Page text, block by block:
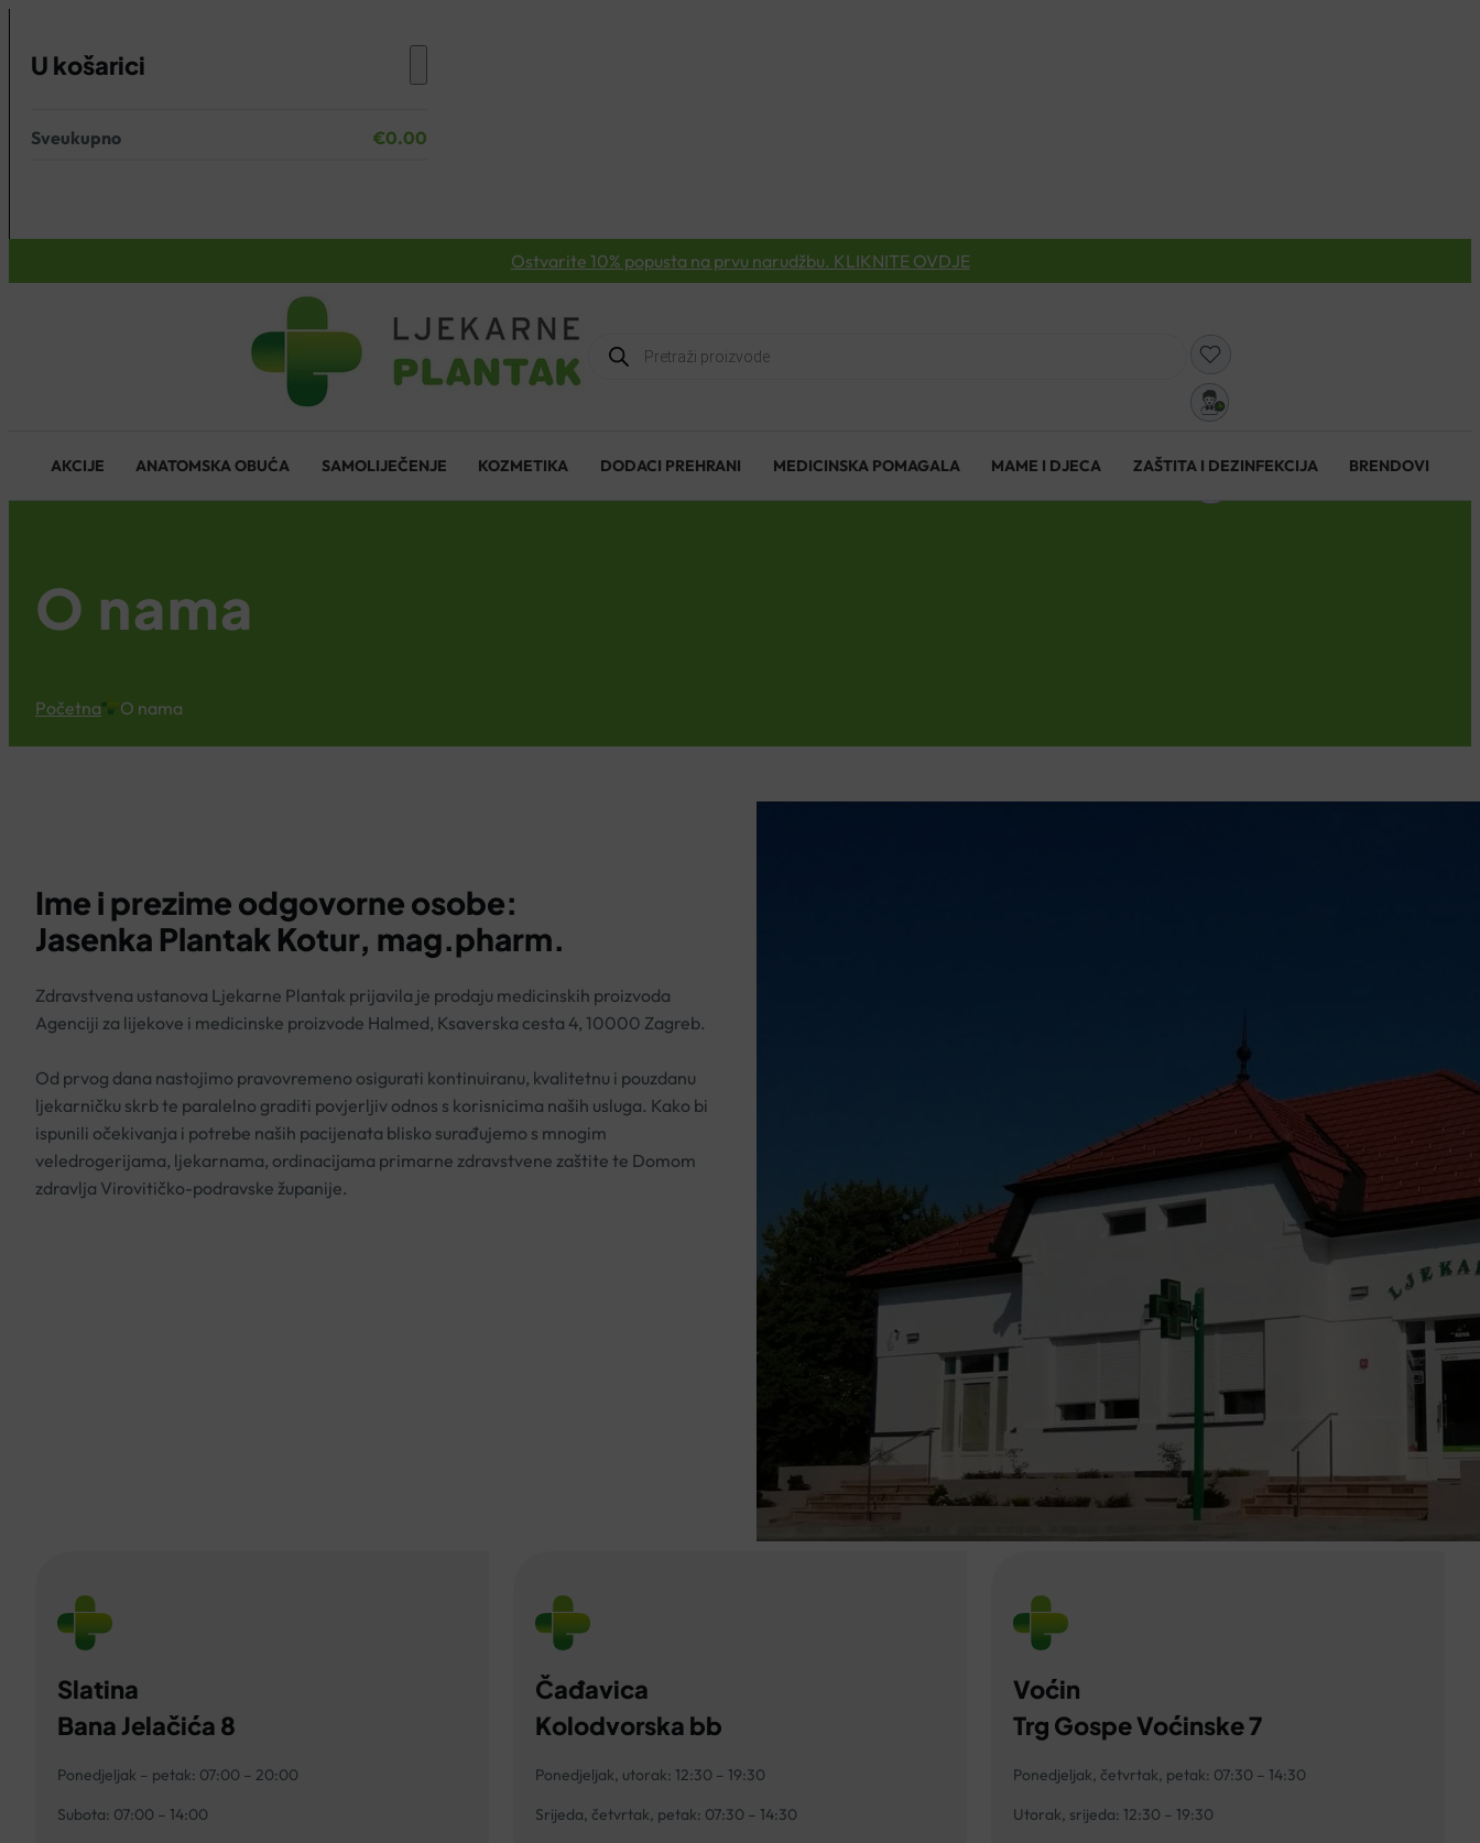
U košarici
Nema proizvoda u košarici.
Sveukupno €0.00
Ostvarite 10% popusta na prvu narudžbu. KLIKNITE OVDJE
Products
search
AKCIJE ANATOMSKA OBUĆA SAMOLIJEČENJE KOZMETIKA DODACI PREHRANI MEDICINSKA POMAGALA MAME I DJECA ZAŠTITA I DEZINFEKCIJA BRENDOVI
O nama
Početna O nama
Ime i prezime odgovorne osobe:
Jasenka Plantak Kotur, mag.pharm.
Zdravstvena ustanova Ljekarne Plantak prijavila je prodaju medicinskih proizvoda
Agenciji za lijekove i medicinske proizvode Halmed, Ksaverska cesta 4, 10000 Zagreb.
Od prvog dana nastojimo pravovremeno osigurati kontinuiranu, kvalitetnu i pouzdanu
ljekarničku skrb te paralelno graditi povjerljiv odnos s korisnicima naših usluga. Kako bi
ispunili očekivanja i potrebe naših pacijenata blisko surađujemo s mnogim
veledrogerijama, ljekarnama, ordinacijama primarne zdravstvene zaštite te Domom
zdravlja Virovitičko-podravske županije.
Slatina
Bana Jelačića 8
Ponedjeljak – petak: 07:00 – 20:00
Subota: 07:00 – 14:00
Čađavica
Kolodvorska bb
Ponedjeljak, utorak: 12:30 – 19:30
Srijeda, četvrtak, petak: 07:30 – 14:30
Voćin
Trg Gospe Voćinske 7
Ponedjeljak, četvrtak, petak: 07:30 – 14:30
Utorak, srijeda: 12:30 – 19:30